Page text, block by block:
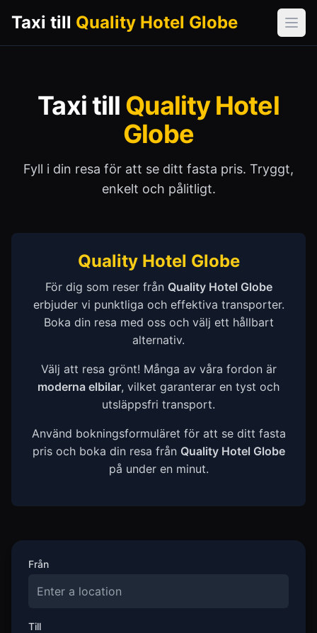
Taxi till Quality Hotel Globe
Taxi till Quality Hotel
Globe
Fyll i din resa för att se ditt fasta pris. Tryggt,
enkelt och pålitligt.
Quality Hotel Globe
För dig som reser från Quality Hotel Globe
erbjuder vi punktliga och effektiva transporter.
Boka din resa med oss och välj ett hållbart
alternativ.
Välj att resa grönt! Många av våra fordon är
moderna elbilar, vilket garanterar en tyst och
utsläppsfri transport.
Använd bokningsformuläret för att se ditt fasta
pris och boka din resa från Quality Hotel Globe
på under en minut.
Från
Till